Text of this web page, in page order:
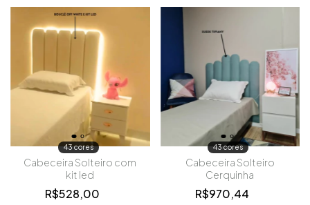
43 cores
Cabeceira Solteiro com
kit led
R$528,00
43 cores
Cabeceira Solteiro
Cerquinha
R$970,44